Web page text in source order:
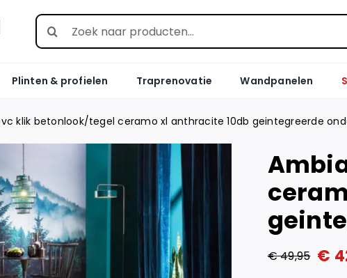
Search
for:
Plinten & profielen Traprenovatie Wandpanelen
klik betonlook/tegel ceramo xl anthracite 10db geintegreerde
€49,95 €
Huidige